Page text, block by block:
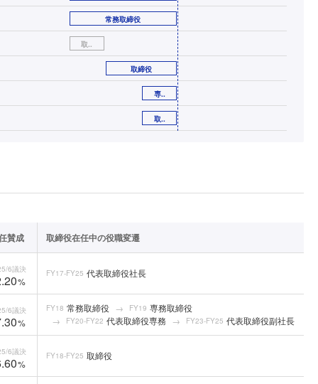
常務取締役
取..
取締役
専..
取..
賛成 取締役在任中の役職変遷
6議決
%
FY17-FY25 代表取締役社長
6議決
%
FY18 常務取締役 FY19 専務取締役
FY20-FY22 代表取締役専務 FY23-FY25 代表取締役副社長
6議決
%
FY18-FY25 取締役